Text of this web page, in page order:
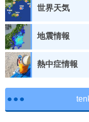
世界天気
地震情報
熱中症情報